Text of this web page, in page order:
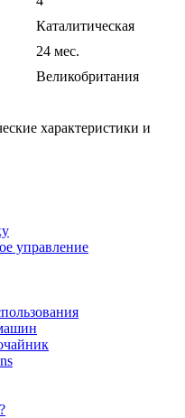
Каталитическая
24 мес.
Великобритания
характеристики и
управление